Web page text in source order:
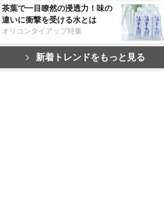
茶葉で一目瞭然の浸透力！味の
違いに衝撃を受ける水とは
オリコンタイアップ特集
新着トレンドをもっと見る